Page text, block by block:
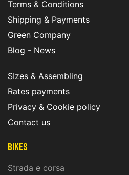
Terms & Conditions
Shipping & Payments
Green Company
Blog - News
SIzes & Assembling
Rates payments
Privacy & Cookie policy
Contact us
Bikes
Strada e corsa